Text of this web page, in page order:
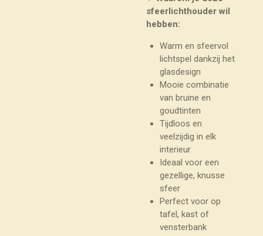
sfeerlichthouder wil
hebben:
Warm en sfeervol
lichtspel dankzij het
glasdesign
Mooie combinatie
van bruine en
goudtinten
Tijdloos en
veelzijdig in elk
interieur
Ideaal voor een
gezellige, knusse
sfeer
Perfect voor op
tafel, kast of
vensterbank